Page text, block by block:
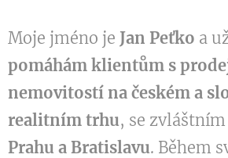
Moje jméno je Jan Peťko a
pomáhám klientům s
nemovitostí na českém a
realitním trhu, se
Prahu a Bratislavu. Během